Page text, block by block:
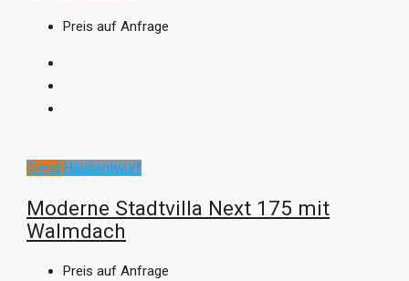
Preis auf Anfrage
Trend Hausentwurf
Moderne Stadtvilla Next 175 mit
Walmdach
Preis auf Anfrage